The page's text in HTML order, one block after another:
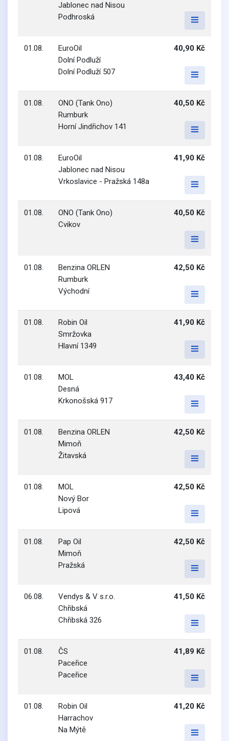
Jablonec nad Nisou
Podhroská
01.08.
EuroOil
Dolní Podluží
Dolní Podluží 507
40,90 Kč
01.08.
ONO (Tank Ono)
Rumburk
Horní Jindřichov 141
40,50 Kč
01.08.
EuroOil
Jablonec nad Nisou
Vrkoslavice - Pražská 148a
41,90 Kč
01.08.
ONO (Tank Ono)
Cvikov
40,50 Kč
01.08.
Benzina ORLEN
Rumburk
Východní
42,50 Kč
01.08.
Robin Oil
Smržovka
Hlavní 1349
41,90 Kč
01.08.
MOL
Desná
Krkonošská 917
43,40 Kč
01.08.
Benzina ORLEN
Mimoň
Žitavská
42,50 Kč
01.08.
MOL
Nový Bor
Lipová
42,50 Kč
01.08.
Pap Oil
Mimoň
Pražská
42,50 Kč
06.08.
Vendys & V s.r.o.
Chřibská
Chřibská 326
41,50 Kč
01.08.
ČS
Paceřice
Paceřice
41,89 Kč
01.08.
Robin Oil
Harrachov
Na Mýtě
41,20 Kč